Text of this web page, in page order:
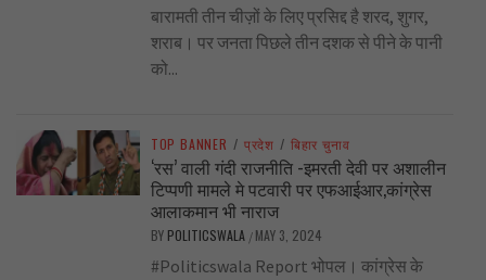
बारामती तीन चीज़ों के लिए प्रसिद्द है शरद, शुगर,
शराब। पर जनता पिछले तीन दशक से पीने के पानी
को...
TOP BANNER / प्रदेश / बिहार चुनाव
‘रस’ वाली गंदी राजनीति -इमरती देवी पर अशालीन
टिप्पणी मामले मे पटवारी पर एफआईआर,कांग्रेस
आलाकमान भी नाराज
BY POLITICSWALA / MAY 3, 2024
#Politicswala Report भोपल। कांग्रेस के